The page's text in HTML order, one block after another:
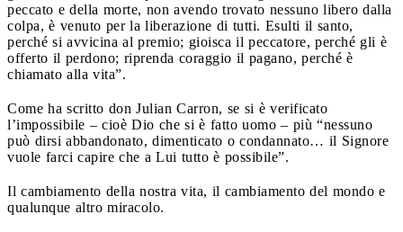
peccato e della morte, non avendo trovato nessuno libero dalla
colpa, è venuto per la liberazione di tutti. Esulti il santo,
perché si avvicina al premio; gioisca il peccatore, perché gli è
offerto il perdono; riprenda coraggio il pagano, perché è
chiamato alla vita”.
Come ha scritto don Julian Carron, se si è verificato
l’impossibile – cioè Dio che si è fatto uomo – più “nessuno
può dirsi abbandonato, dimenticato o condannato… il Signore
vuole farci capire che a Lui tutto è possibile”.
Il cambiamento della nostra vita, il cambiamento del mondo e
qualunque altro miracolo.